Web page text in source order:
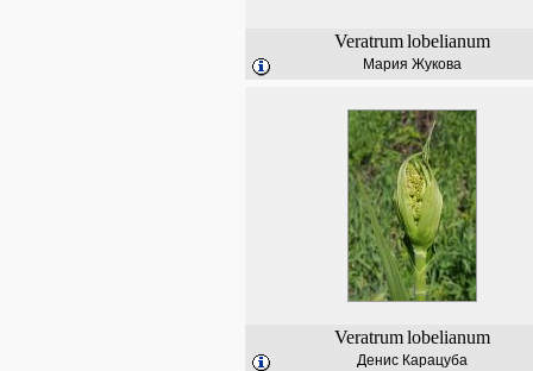
Veratrum lobelianum
Мария Жукова
Veratrum lobelianum
Денис Карацуба